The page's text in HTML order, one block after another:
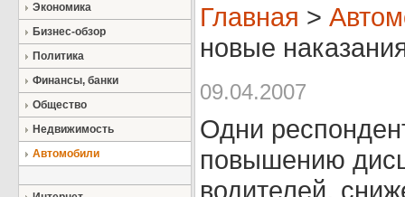
Экономика
Бизнес-обзор
Политика
Финансы, банки
Общество
Недвижимость
Автомобили
Главная >
новые
09.04.2007
Одни
повышению
водителей,